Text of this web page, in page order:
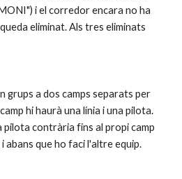
i el corredor encara no ha
eliminat. Als tres eliminats
grups a dos camps separats per
hi haurà una línia i una pilota.
pilota contrària fins al propi camp
abans que ho faci l'altre equip.